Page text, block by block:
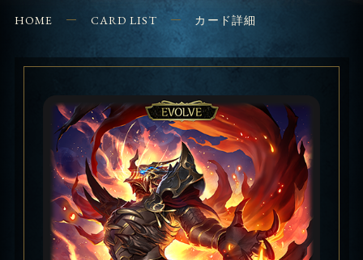
HOME CARD LIST カード詳細